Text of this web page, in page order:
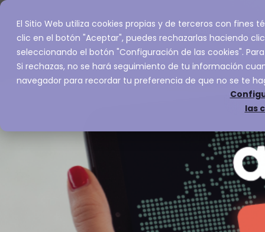
El Sitio Web utiliza cookies propias y de terceros con fines
clic en el botón "Aceptar", puedes rechazarlas haciendo
seleccionando el botón "Configuración de las cookies".
Si rechazas, no se hará seguimiento de tu información
navegador para recordar tu preferencia de que no se te
las
Inicio